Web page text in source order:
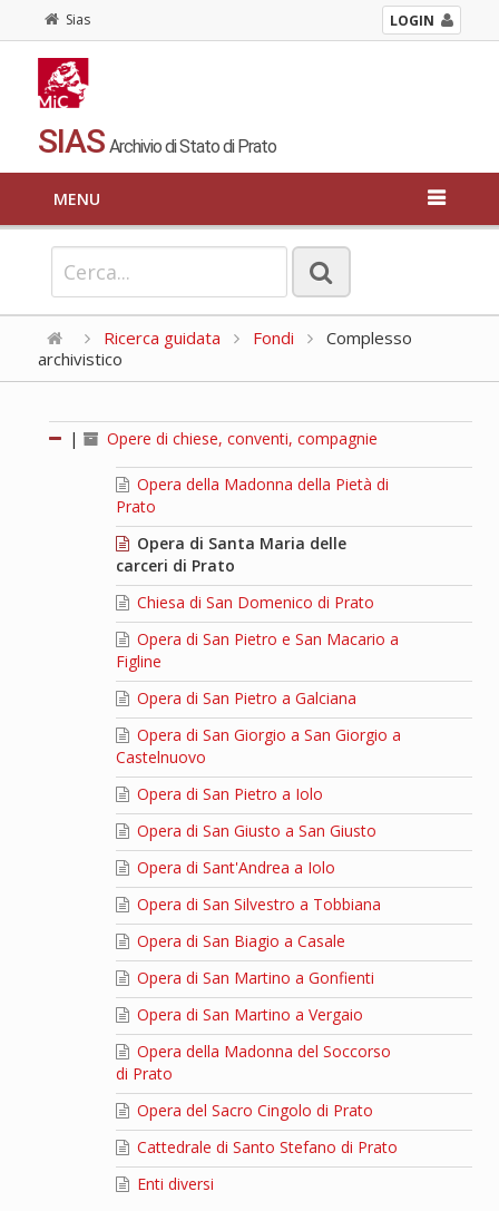
Sias LOGIN
SIAS Archivio di Stato di Prato
MENU
Ricerca guidata Fondi
Complesso
archivistico
| Opere di chiese, conventi, compagnie
Opera della Madonna della Pietà di
Prato
Opera di Santa Maria delle
carceri di Prato
Chiesa di San Domenico di Prato
Opera di San Pietro e San Macario a
Figline
Opera di San Pietro a Galciana
Opera di San Giorgio a San Giorgio a
Castelnuovo
Opera di San Pietro a Iolo
Opera di San Giusto a San Giusto
Opera di Sant'Andrea a Iolo
Opera di San Silvestro a Tobbiana
Opera di San Biagio a Casale
Opera di San Martino a Gonfienti
Opera di San Martino a Vergaio
Opera della Madonna del Soccorso
di Prato
Opera del Sacro Cingolo di Prato
Cattedrale di Santo Stefano di Prato
Enti diversi